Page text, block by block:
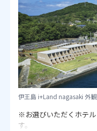
伊王島 i+Land nagasaki 外観
※お選びいただくホテ
す。